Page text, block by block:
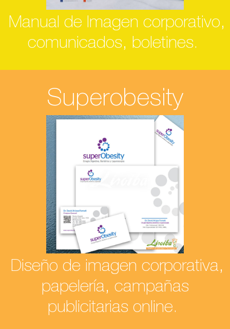
Manual de Imagen corporativo,
comunicados, boletines.
Superobesity
Diseño de imagen corporativa,
papelería, campañas
publicitarias online.